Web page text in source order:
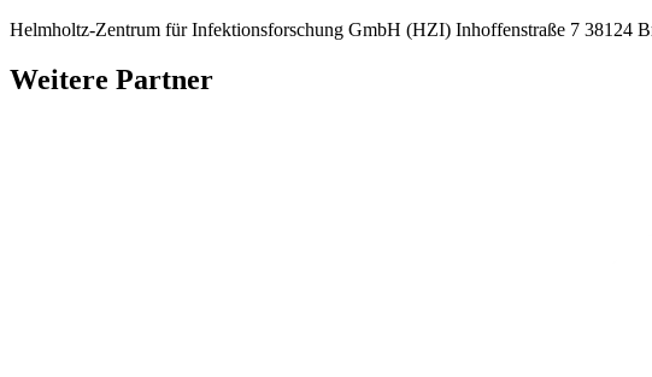
Helmholtz-Zentrum für Infektionsforschung GmbH (HZI) Inhoffenstraße 7 38124
Weitere Partner